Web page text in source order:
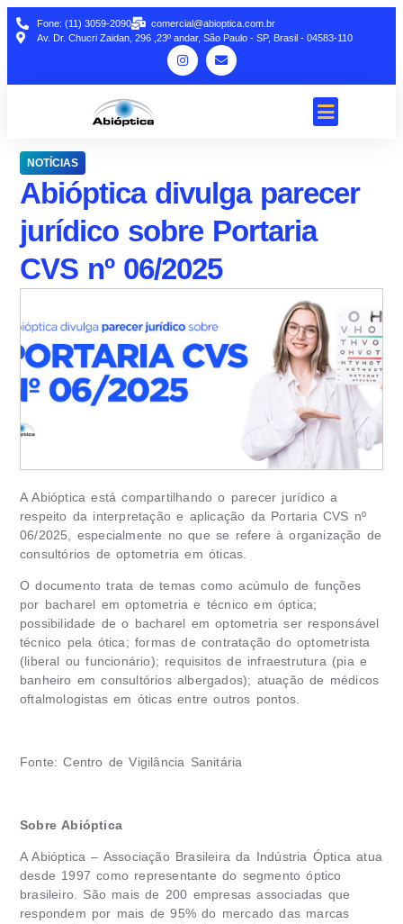
Fone: (11) 3059-2090
comercial@abioptica.com.br
Av. Dr. Chucri Zaidan, 296 ,23º andar, São Paulo - SP, Brasil - 04583-110
NOTÍCIAS
Abióptica divulga parecer
jurídico sobre Portaria
CVS nº 06/2025
A Abióptica está compartilhando o parecer jurídico a
respeito da interpretação e aplicação da Portaria CVS nº
06/2025, especialmente no que se refere à organização de
consultórios de optometria em óticas.
O documento trata de temas como acúmulo de funções
por bacharel em optometria e técnico em óptica;
possibilidade de o bacharel em optometria ser responsável
técnico pela ótica; formas de contratação do optometrista
(liberal ou funcionário); requisitos de infraestrutura (pia e
banheiro em consultórios albergados); atuação de médicos
oftalmologistas em óticas entre outros pontos.
Fonte: Centro de Vigilância Sanitária
Sobre Abióptica
A Abióptica – Associação Brasileira da Indústria Óptica atua
desde 1997 como representante do segmento óptico
brasileiro. São mais de 200 empresas associadas que
respondem por mais de 95% do mercado das marcas